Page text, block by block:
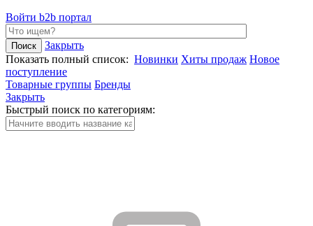
Войти b2b портал
Закрыть
Показать полный список: Новинки Хиты продаж Новое
поступление
Товарные группы Бренды
Закрыть
Быстрый поиск по категориям: